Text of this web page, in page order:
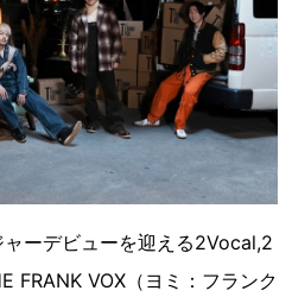
ーデビューを迎える2Vocal,2
FRANK VOX（ヨミ：フランク